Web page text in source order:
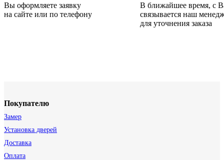
Вы оформляете заявку
на сайте или по телефону
В ближайшее время, с
связывается наш
для уточнения заказа
Покупателю
Замер
Установка дверей
Доставка
Оплата